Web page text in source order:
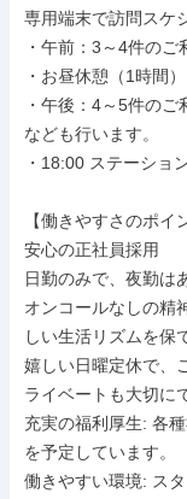
専用端末で訪問スケ
・午前：3～4件のご
・お昼休憩（1時間）
・午後：4～5件の
なども行います。
・18:00 ステーショ
【働きやすさのポイ
安心の正社員採用
日勤のみで、夜勤は
オンコールなしの精
しい生活リズムを保
嬉しい日曜定休で、
ライベートも大切に
充実の福利厚生: 各
を予定しています。
働きやすい環境: ス